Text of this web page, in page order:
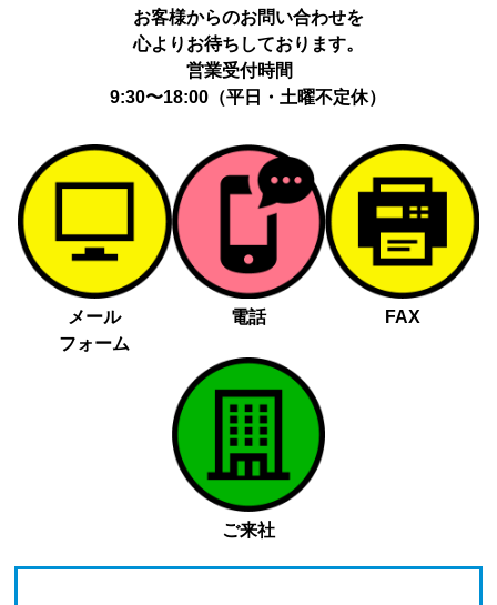
お客様からのお問い合わせを
心よりお待ちしております。
営業受付時間
9:30〜18:00（平日・土曜不定休）
メール
フォーム
電話 FAX
ご来社